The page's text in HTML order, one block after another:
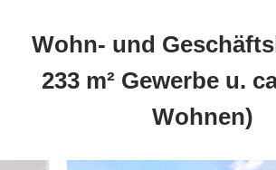
Wohn- und
233 m² Gewerbe u.
Wohnen)